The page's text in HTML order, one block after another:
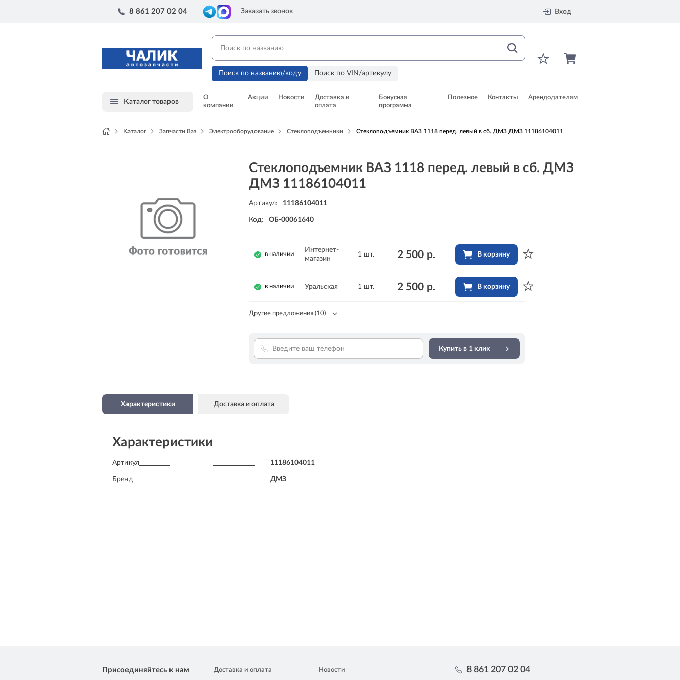
8 861 207 02 04 Заказать звонок Вход
Поиск по названию/коду Поиск по VIN/артикулу
Каталог товаров
О
компании
Акции Новости
Доставка и
оплата
Бонусная
программа
Полезное Контакты Арендодателям
Каталог Запчасти Ваз Электрооборудование Стеклоподъемники Стеклоподъемник ВАЗ 1118 перед. левый в сб. ДМЗ ДМЗ 11186104011
Стеклоподъемник ВАЗ 1118 перед. левый в сб. ДМЗ
ДМЗ 11186104011
Артикул: 11186104011
Код: ОБ-00061640
в наличии
Интернет-
магазин
1 шт. 2 500 р. В корзину
в наличии Уральская 1 шт. 2 500 р. В корзину
Другие предложения (10)
Купить в 1 клик
Характеристики Доставка и оплата
Характеристики
Артикул 11186104011
Бренд ДМЗ
Присоединяйтесь к нам Доставка и оплата Новости 8 861 207 02 04